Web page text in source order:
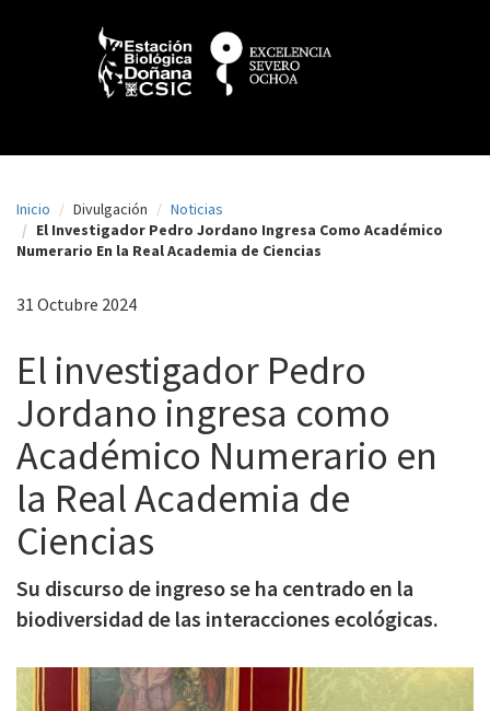
g
Inicio Divulgación
Noticias
El Investigador Pedro Jordano Ingresa Como Académico
Numerario En la Real Academia de Ciencias
31 Octubre 2024
El investigador Pedro
Jordano ingresa como
Académico Numerario en
la Real Academia de
Ciencias
Su discurso de ingreso se ha centrado en la
biodiversidad de las interacciones ecológicas.